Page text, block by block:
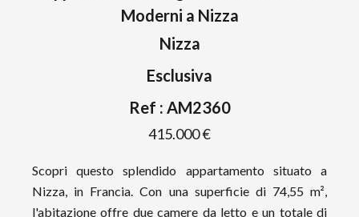
Moderni a Nizza
Nizza
Esclusiva
Ref : AM2360
415.000 €
Scopri questo splendido appartamento situato a
Nizza, in Francia. Con una superficie di 74,55 m²,
l'abitazione offre due camere da letto e un totale di